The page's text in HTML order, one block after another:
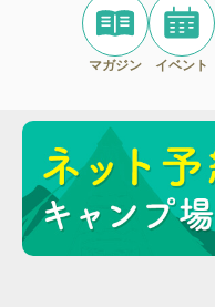
マガジン イベント